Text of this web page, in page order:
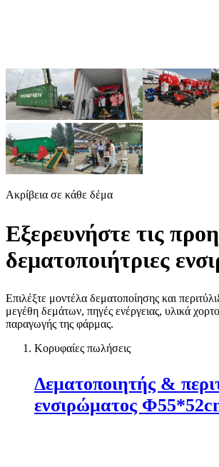
Ακρίβεια σε κάθε δέμα
Εξερευνήστε τις
δεματοποιήτριες
Επιλέξτε μοντέλα δεματοποίησης και
μεγέθη δεμάτων, πηγές ενέργειας, υλικά
παραγωγής της φάρμας.
Κορυφαίες πωλήσεις
Δεματοποιητής &
ενσιρώματος